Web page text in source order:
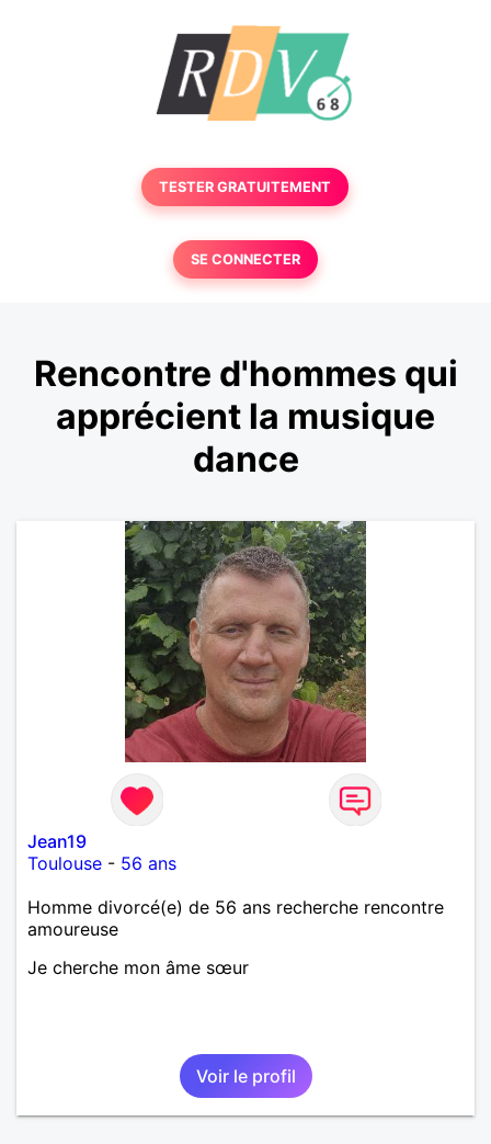
TESTER GRATUITEMENT
SE CONNECTER
Rencontre d'hommes qui
apprécient la musique
dance
Jean19
Toulouse - 56 ans
Homme divorcé(e) de 56 ans recherche rencontre
amoureuse
Je cherche mon âme sœur
Voir le profil